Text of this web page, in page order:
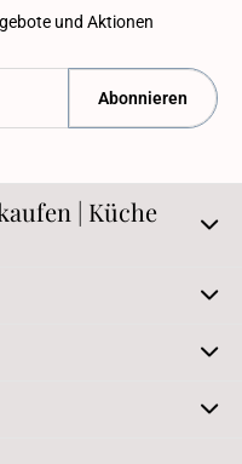
und Aktionen
Abonnieren
| Küche